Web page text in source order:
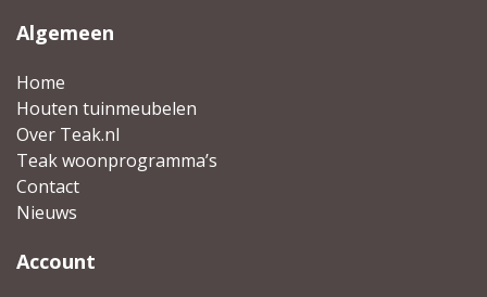
Mijn account
Algemeen
Home
Houten tuinmeubelen
Over Teak.nl
Teak woonprogramma’s
Contact
Nieuws
Account